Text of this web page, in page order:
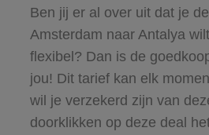
Ben jij er al over uit dat je
Amsterdam naar Antalya
flexibel? Dan is de
jou! Dit tarief kan elk
wil je verzekerd zijn van
doorklikken op deze deal